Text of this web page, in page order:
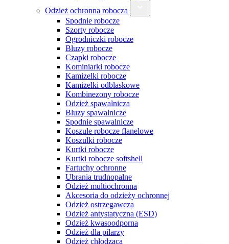
Odzież ochronna robocza
Spodnie robocze
Szorty robocze
Ogrodniczki robocze
Bluzy robocze
Czapki robocze
Kominiarki robocze
Kamizelki robocze
Kamizelki odblaskowe
Kombinezony robocze
Odzież spawalnicza
Bluzy spawalnicze
Spodnie spawalnicze
Koszule robocze flanelowe
Koszulki robocze
Kurtki robocze
Kurtki robocze softshell
Fartuchy ochronne
Ubrania trudnopalne
Odzież multiochronna
Akcesoria do odzieży ochronnej
Odzież ostrzegawcza
Odzież antystatyczna (ESD)
Odzież kwasoodporna
Odzież dla pilarzy
Odzież chłodząca